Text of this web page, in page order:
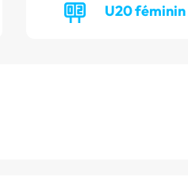
U20 féminin